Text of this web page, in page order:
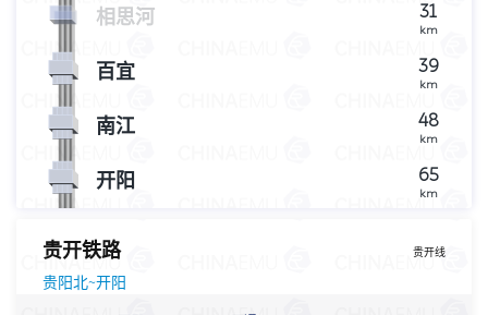
31
km
相思河
39
km
百宜
48
km
南江
65
km
开阳
贵开线
贵开铁路
贵阳北~开阳